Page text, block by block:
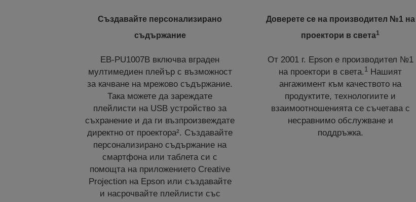
Създавайте персонализирано
съдържание
EB-PU1007B включва вграден
мултимедиен плейър с възможност
за качване на мрежово съдържание.
Така можете да зареждате
плейлисти на USB устройство за
съхранение и да ги възпроизвеждате
директно от проектора². Създавайте
персонализирано съдържание на
смартфона или таблета си с
помощта на приложението Creative
Projection на Epson или създавайте
и насрочвайте плейлисти със
Доверете се на производител №1 на
проектори в света1
От 2001 г. Epson е производител №1
на проектори в света. 1 Нашият
ангажимент към качеството на
продуктите, технологиите и
взаимоотношенията се съчетава с
несравнимо обслужване и
поддръжка.